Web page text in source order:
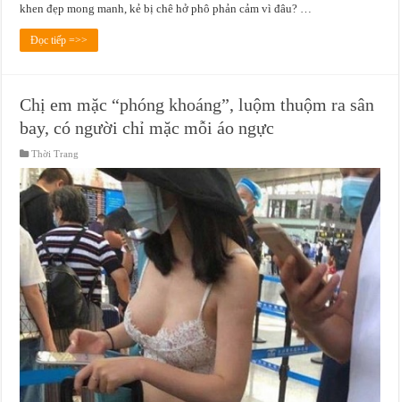
khen đẹp mong manh, kẻ bị chê hở phô phản cảm vì đâu? …
Đọc tiếp =>>
Chị em mặc “phóng khoáng”, luộm thuộm ra sân
bay, có người chỉ mặc mỗi áo ngực
Thời Trang